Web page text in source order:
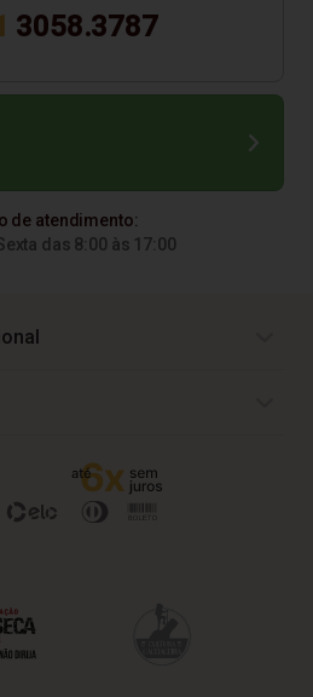
3058.3787
de atendimento:
das 8:00 às 17:00